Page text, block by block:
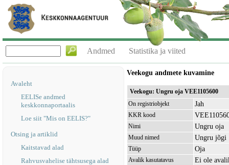
Andmed Statistika ja viited
Avaleht
EELISe andmed
keskkonnaportaalis
Loe siit "Mis on EELIS?"
Otsing ja artiklid
Kaitstavad alad
Rahvusvahelise tähtsusega alad
Veekogu andmete kuvamine
Veekogu: Ungru oja VEE1105600
On registriobjekt
Jah
KKR kood
Nimi Ungru oja
Muud nimed Ungru jõgi
Tüüp Oja
Avalik kasutatavus Ei ole